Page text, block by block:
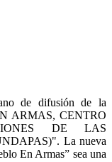
de difusión de la
ARMAS, CENTRO
DE LAS
La nueva
En Armas” sea una